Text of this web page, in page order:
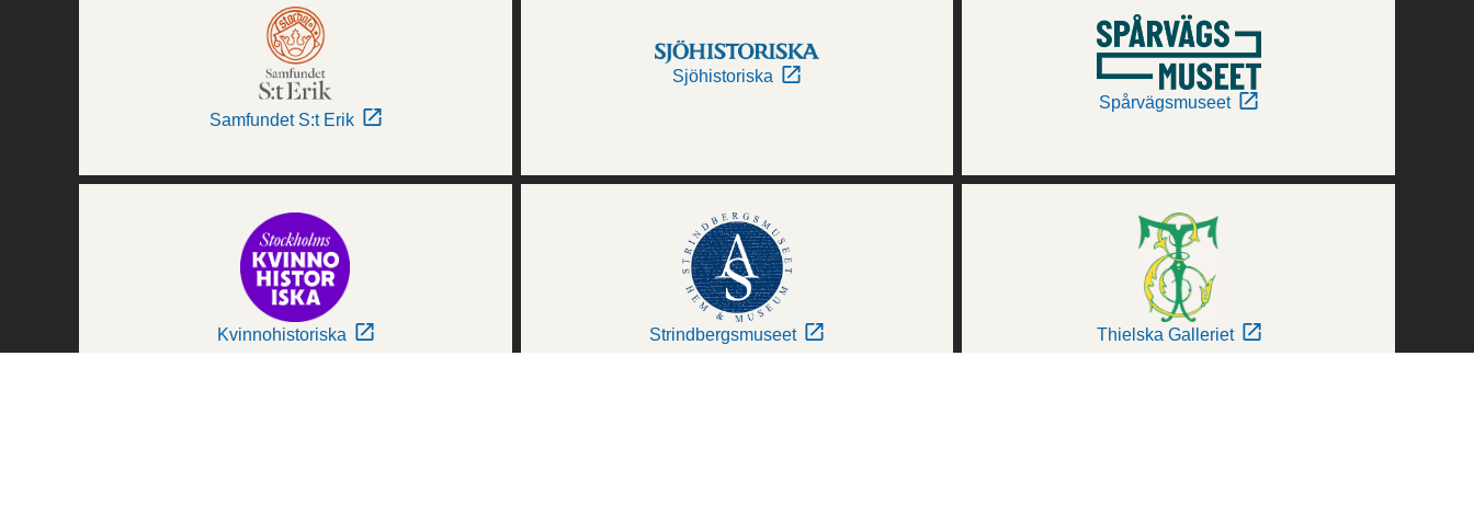
Samfundet S:t Erik
Sjöhistoriska
Spårvägsmuseet
Kvinnohistoriska Strindbergsmuseet Thielska Galleriet